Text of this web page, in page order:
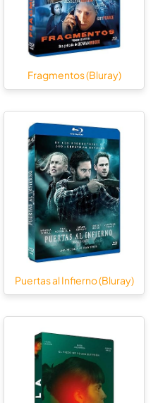
Fragmentos (Bluray)
Puertas al Infierno (Bluray)